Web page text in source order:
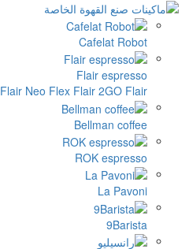
Cafelat Robot
Flair espresso
Flair Neo Flex Flair 2GO Flair الملحقات
Bellman coffee
ROK espresso
La Pavoni
9Barista